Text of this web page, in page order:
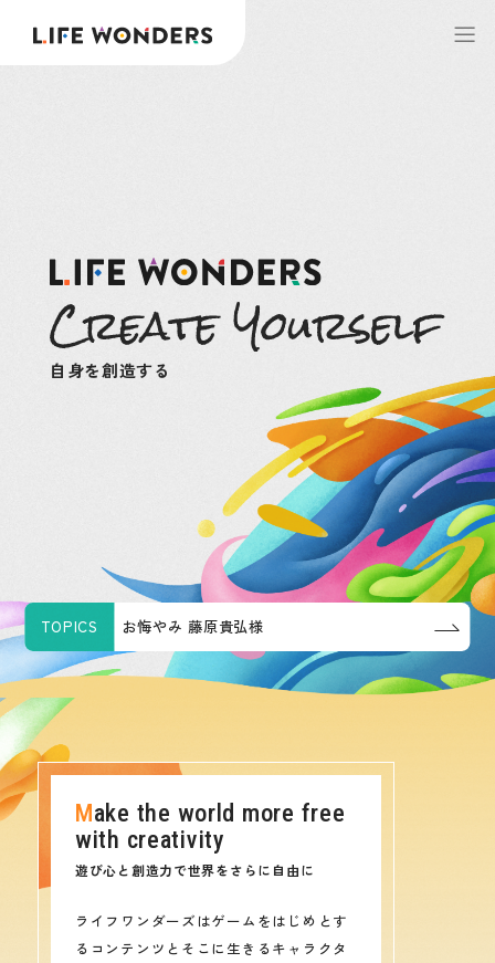
自身を創造する
TOPICS お悔やみ 藤原貴弘様
Make the world more free
with creativity
遊び心と創造力で世界をさらに自由に
ライフワンダーズはゲームをはじめとす
るコンテンツとそこに生きるキャラクタ